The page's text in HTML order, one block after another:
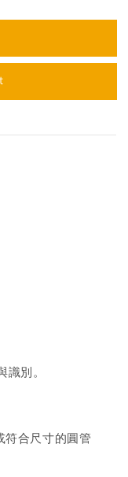
別。
符合尺寸的圓管